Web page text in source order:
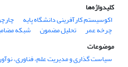
کلیدواژه‌ها
اکوسیستم کارآفرینی دانشگاه پایه
چرخه عمر تحلیل مضمون شبکه
موضوعات
سیاست گذاری و مدیریت علم، فناوری،